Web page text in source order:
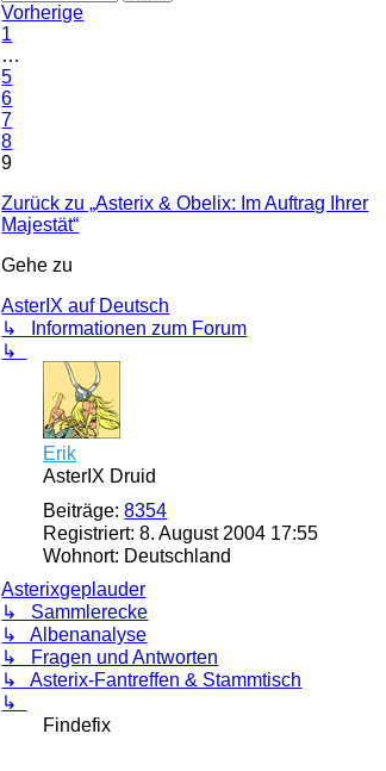
Erik
AsterIX Druid
Beiträge: 8354
Registriert: 8. August 2004 17:55
Wohnort: Deutschland
Findefix
Vorherige
1
…
5
6
7
8
9
Zurück zu „Asterix & Obelix: Im Auftrag Ihrer
Majestät“
Gehe zu
AsterIX auf Deutsch
↳ Informationen zum Forum
↳
Asterixgeplauder
↳ Sammlerecke
↳ Albenanalyse
↳ Fragen und Antworten
↳ Asterix-Fantreffen & Stammtisch
↳